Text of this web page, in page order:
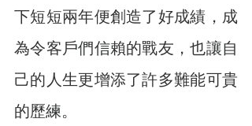
下短短兩年便創造了好成績，成
為令客戶們信賴的戰友，也讓自
己的人生更增添了許多難能可貴
的歷練。